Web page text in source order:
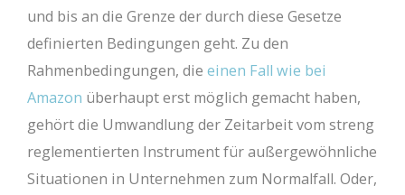
und bis an die Grenze der durch diese Gesetze
definierten Bedingungen geht. Zu den
Rahmenbedingungen, die einen Fall wie bei
Amazon überhaupt erst möglich gemacht haben,
gehört die Umwandlung der Zeitarbeit vom streng
reglementierten Instrument für außergewöhnliche
Situationen in Unternehmen zum Normalfall. Oder,